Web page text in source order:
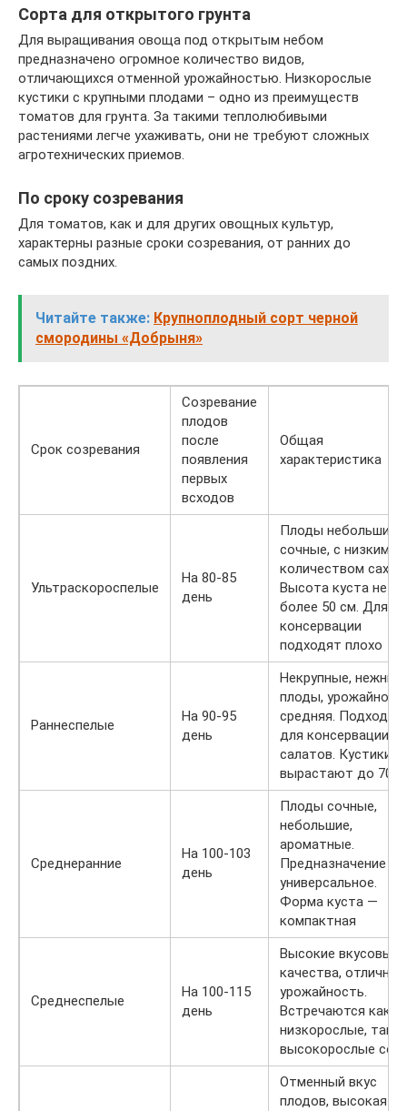
Сорта для открытого грунта
Для выращивания овоща под открытым небом
предназначено огромное количество видов,
отличающихся отменной урожайностью. Низкорослые
кустики с крупными плодами – одно из преимуществ
томатов для грунта. За такими теплолюбивыми
растениями легче ухаживать, они не требуют сложных
агротехнических приемов.
По сроку созревания
Для томатов, как и для других овощных культур,
характерны разные сроки созревания, от ранних до
самых поздних.
Читайте также: Крупноплодный сорт черной
смородины «Добрыня»
Срок созревания
Созревание
плодов
после
появления
первых
всходов
Общая
характеристика
Ультраскороспелые
На 80-85
день
Плоды небольшие,
сочные, с низким
количеством
Высота куста не
более 50 см. Для
консервации
подходят плохо
Раннеспелые
На 90-95
день
Некрупные, нежные
плоды,
средняя. Подходят
для консервации,
салатов. Кустики
вырастают до 70
Среднеранние
На 100-103
день
Плоды сочные,
небольшие,
ароматные.
Предназначение —
универсальное.
Форма куста —
компактная
Среднеспелые
На 100-115
день
Высокие вкусовые
качества, отличная
урожайность.
Встречаются как
низкорослые, так и
высокорослые
Отменный вкус
плодов, высокая